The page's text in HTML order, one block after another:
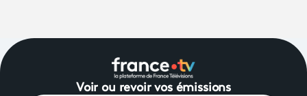
Voir ou revoir vos émissions